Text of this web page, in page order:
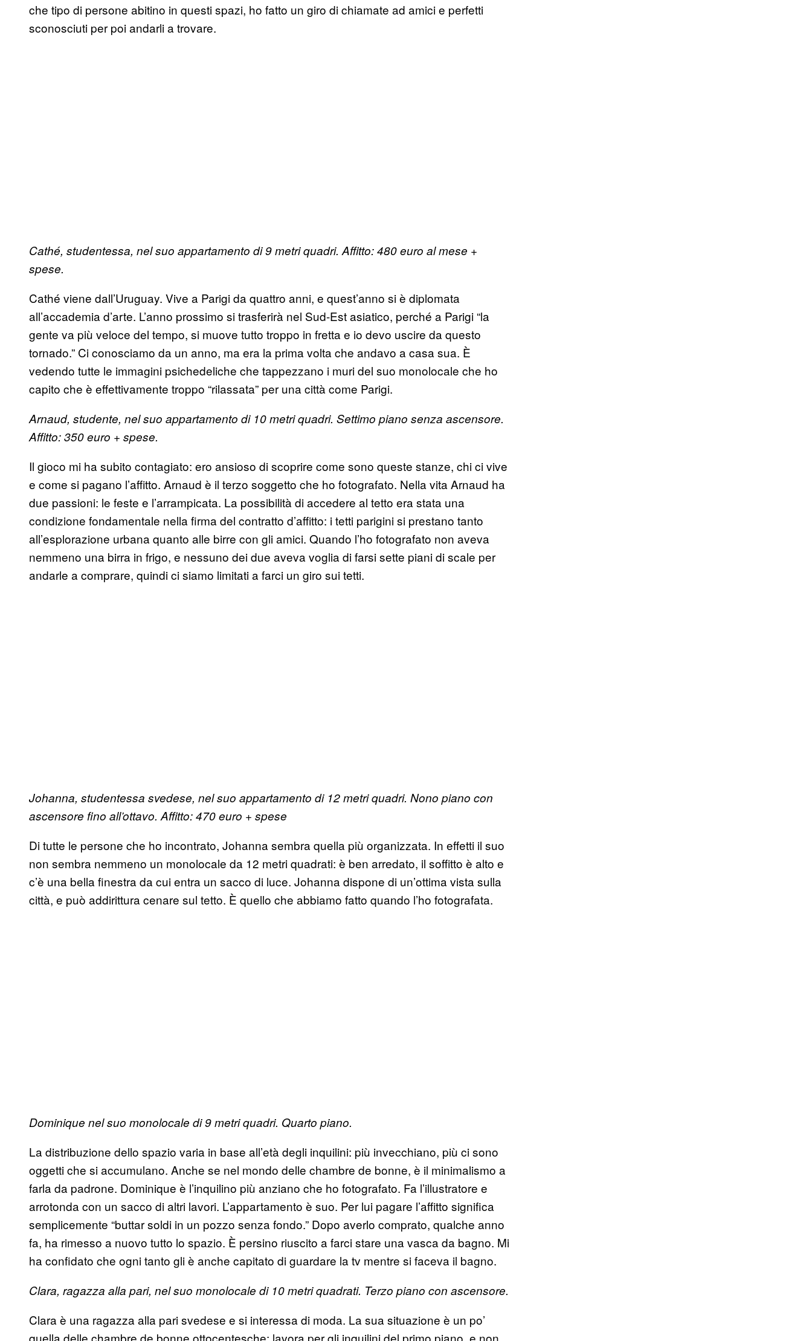
che tipo di persone abitino in questi spazi, ho fatto un giro di chiamate ad amici e perfetti
sconosciuti per poi andarli a trovare.
Cathé, studentessa, nel suo appartamento di 9 metri quadri. Affitto: 480 euro al mese +
spese.
Cathé viene dall’Uruguay. Vive a Parigi da quattro anni, e quest’anno si è diplomata
all’accademia d’arte. L’anno prossimo si trasferirà nel Sud-Est asiatico, perché a Parigi “la
gente va più veloce del tempo, si muove tutto troppo in fretta e io devo uscire da questo
tornado.” Ci conosciamo da un anno, ma era la prima volta che andavo a casa sua. È
vedendo tutte le immagini psichedeliche che tappezzano i muri del suo monolocale che ho
capito che è effettivamente troppo “rilassata” per una città come Parigi.
Arnaud, studente, nel suo appartamento di 10 metri quadri. Settimo piano senza ascensore.
Affitto: 350 euro + spese.
Il gioco mi ha subito contagiato: ero ansioso di scoprire come sono queste stanze, chi ci vive
e come si pagano l’affitto. Arnaud è il terzo soggetto che ho fotografato. Nella vita Arnaud ha
due passioni: le feste e l’arrampicata. La possibilità di accedere al tetto era stata una
condizione fondamentale nella firma del contratto d’affitto: i tetti parigini si prestano tanto
all’esplorazione urbana quanto alle birre con gli amici. Quando l’ho fotografato non aveva
nemmeno una birra in frigo, e nessuno dei due aveva voglia di farsi sette piani di scale per
andarle a comprare, quindi ci siamo limitati a farci un giro sui tetti.
Johanna, studentessa svedese, nel suo appartamento di 12 metri quadri. Nono piano con
ascensore fino all’ottavo. Affitto: 470 euro + spese
Di tutte le persone che ho incontrato, Johanna sembra quella più organizzata. In effetti il suo
non sembra nemmeno un monolocale da 12 metri quadrati: è ben arredato, il soffitto è alto e
c’è una bella finestra da cui entra un sacco di luce. Johanna dispone di un’ottima vista sulla
città, e può addirittura cenare sul tetto. È quello che abbiamo fatto quando l’ho fotografata.
Dominique nel suo monolocale di 9 metri quadri. Quarto piano.
La distribuzione dello spazio varia in base all’età degli inquilini: più invecchiano, più ci sono
oggetti che si accumulano. Anche se nel mondo delle chambre de bonne, è il minimalismo a
farla da padrone. Dominique è l’inquilino più anziano che ho fotografato. Fa l’illustratore e
arrotonda con un sacco di altri lavori. L’appartamento è suo. Per lui pagare l’affitto significa
semplicemente “buttar soldi in un pozzo senza fondo.” Dopo averlo comprato, qualche anno
fa, ha rimesso a nuovo tutto lo spazio. È persino riuscito a farci stare una vasca da bagno. Mi
ha confidato che ogni tanto gli è anche capitato di guardare la tv mentre si faceva il bagno.
Clara, ragazza alla pari, nel suo monolocale di 10 metri quadrati. Terzo piano con ascensore.
Clara è una ragazza alla pari svedese e si interessa di moda. La sua situazione è un po’
quella delle chambre de bonne ottocentesche: lavora per gli inquilini del primo piano, e non